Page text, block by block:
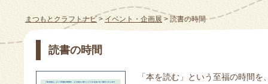
まつもとクラフトナビ>イベント・企画展> 読書の時間
読書の時間
「本を読む」という至福の時間